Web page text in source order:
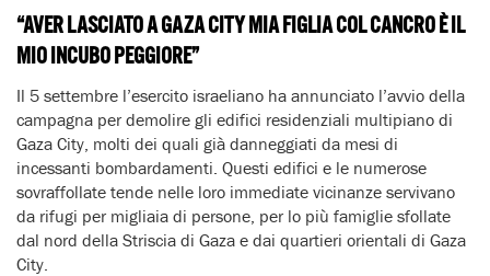
“AVER LASCIATO A GAZA CITY MIA FIGLIA COL CANCRO È IL
MIO INCUBO PEGGIORE”
Il 5 settembre l’esercito israeliano ha annunciato l’avvio della
campagna per demolire gli edifici residenziali multipiano di
Gaza City, molti dei quali già danneggiati da mesi di
incessanti bombardamenti. Questi edifici e le numerose
sovraffollate tende nelle loro immediate vicinanze servivano
da rifugi per migliaia di persone, per lo più famiglie sfollate
dal nord della Striscia di Gaza e dai quartieri orientali di Gaza
City.